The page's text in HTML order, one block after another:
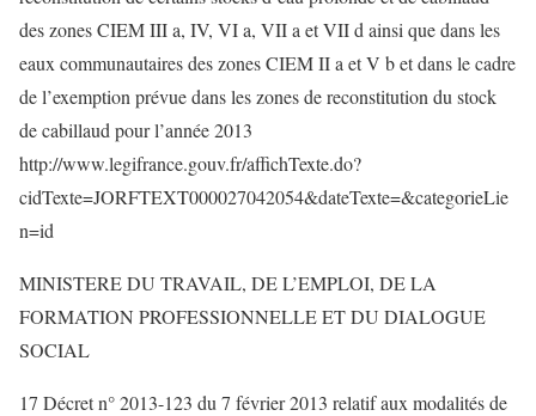
des zones CIEM III a, IV, VI a, VII a et VII d ainsi que dans les
eaux communautaires des zones CIEM II a et V b et dans le cadre
de l’exemption prévue dans les zones de reconstitution du stock
de cabillaud pour l’année 2013
http://www.legifrance.gouv.fr/affichTexte.do?
cidTexte=JORFTEXT000027042054&dateTexte=&categorieLie
n=id
MINISTERE DU TRAVAIL, DE L’EMPLOI, DE LA
FORMATION PROFESSIONNELLE ET DU DIALOGUE
SOCIAL
17 Décret n° 2013-123 du 7 février 2013 relatif aux modalités de